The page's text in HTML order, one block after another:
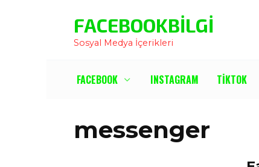
FACEBOOKBILGI
Sosyal Medya İçerikleri
FACEBOOK INSTAGRAM TIKTOK
messenger